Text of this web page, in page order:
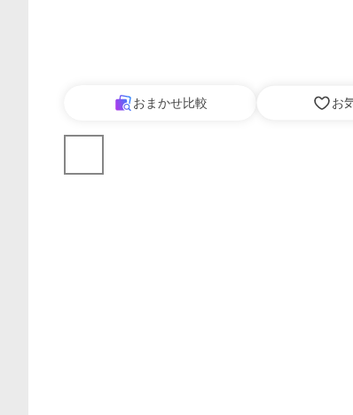
おまかせ比較 お